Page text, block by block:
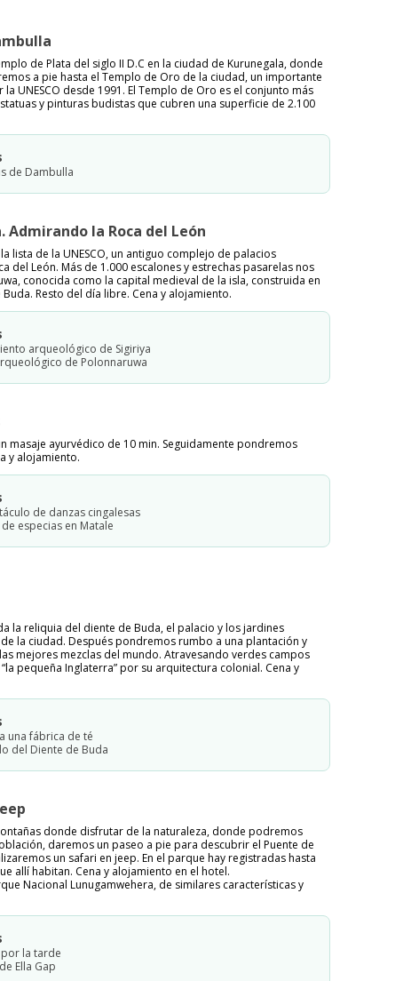
de Plata del siglo II D.C en la ciudad de Kurunegala, donde
a pie hasta el Templo de Oro de la ciudad, un importante
UNESCO desde 1991. El Templo de Oro es el conjunto más
y pinturas budistas que cubren una superficie de 2.100
de Dambulla
Admirando la Roca del León
lista de la UNESCO, un antiguo complejo de palacios
León. Más de 1.000 escalones y estrechas pasarelas nos
conocida como la capital medieval de la isla, construida en
Resto del día libre. Cena y alojamiento.
arqueológico de Sigiriya
de Polonnaruwa
masaje ayurvédico de 10 min. Seguidamente pondremos
y alojamiento.
de danzas cingalesas
de especias en Matale
la reliquia del diente de Buda, el palacio y los jardines
la ciudad. Después pondremos rumbo a una plantación y
mejores mezclas del mundo. Atravesando verdes campos
pequeña Inglaterra” por su arquitectura colonial. Cena y
una fábrica de té
del Diente de Buda
donde disfrutar de la naturaleza, donde podremos
daremos un paseo a pie para descubrir el Puente de
un safari en jeep. En el parque hay registradas hasta
allí habitan. Cena y alojamiento en el hotel.
Nacional Lunugamwehera, de similares características y
por la tarde
Ella Gap